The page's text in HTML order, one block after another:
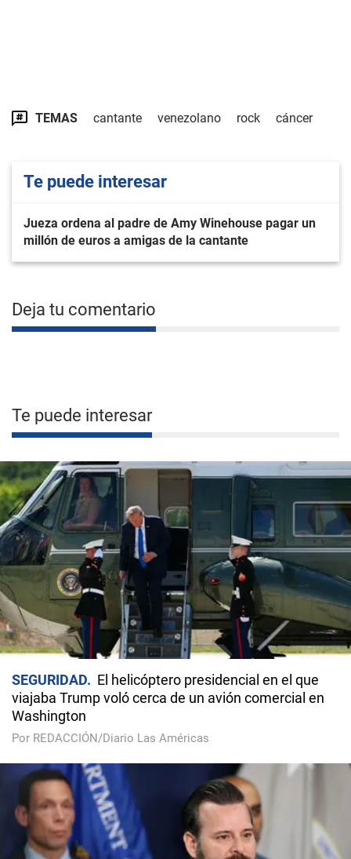
TEMAS cantante venezolano rock cáncer
Te puede interesar
Jueza ordena al padre de Amy Winehouse pagar un
millón de euros a amigas de la cantante
Deja tu comentario
Te puede interesar
SEGURIDAD
El helicóptero presidencial en el que
viajaba Trump voló cerca de un avión comercial en
Washington
Por REDACCIÓN/Diario Las Américas